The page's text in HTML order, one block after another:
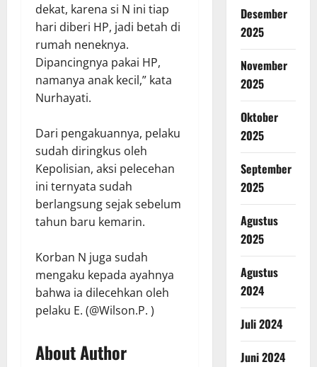
dekat, karena si N ini tiap
hari diberi HP, jadi betah di
rumah neneknya.
Dipancingnya pakai HP,
namanya anak kecil,” kata
Nurhayati.
Dari pengakuannya, pelaku
sudah diringkus oleh
Kepolisian, aksi pelecehan
ini ternyata sudah
berlangsung sejak sebelum
tahun baru kemarin.
Korban N juga sudah
mengaku kepada ayahnya
bahwa ia dilecehkan oleh
pelaku E. (@Wilson.P. )
About Author
Desember
2025
November
2025
Oktober
2025
September
2025
Agustus
2025
Agustus
2024
Juli 2024
Juni 2024